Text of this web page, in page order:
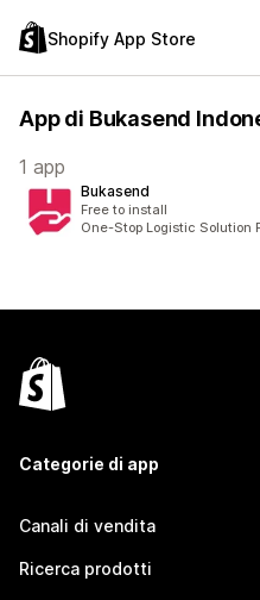
Shopify App Store
App di Bukasend
1 app
Bukasend
Free to install
One-Stop Logistic Solution
Categorie di app
Canali di vendita
Ricerca prodotti